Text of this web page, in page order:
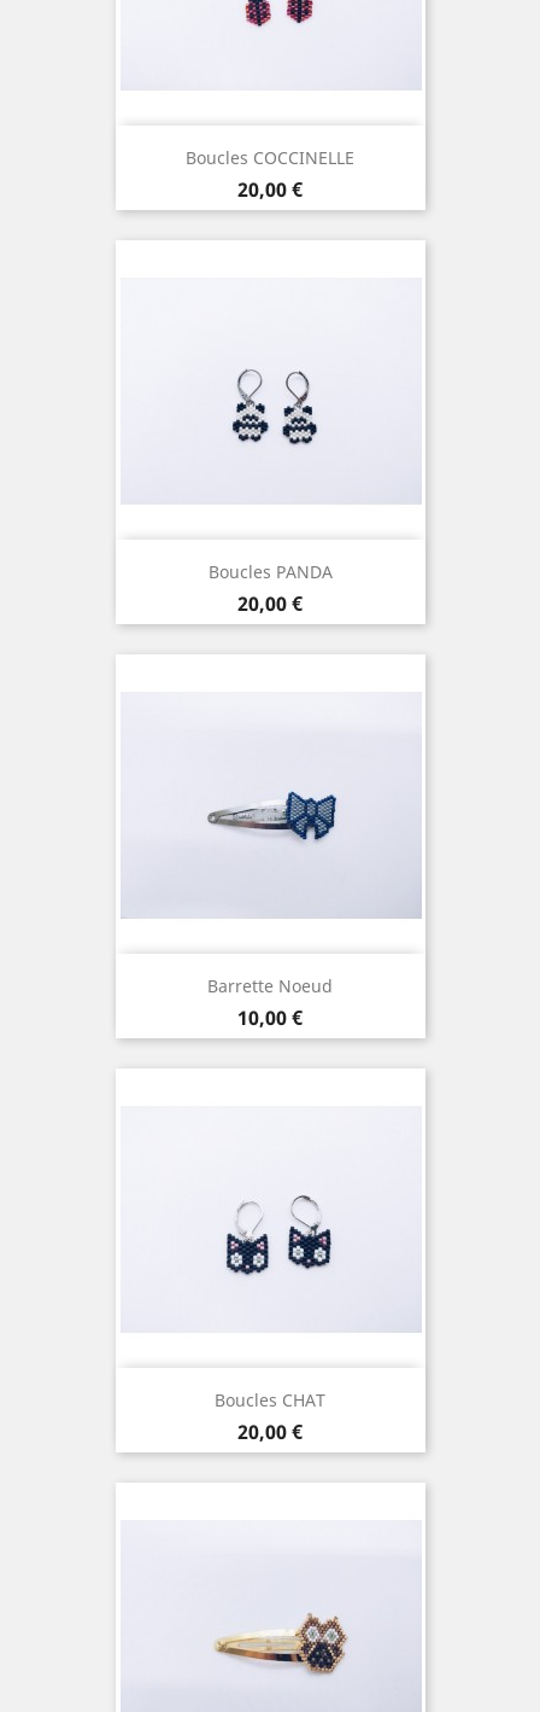
Boucles COCCINELLE
Prix
20,00 €
Boucles PANDA
Prix
20,00 €
Barrette Noeud
Prix
10,00 €
Boucles CHAT
Prix
20,00 €